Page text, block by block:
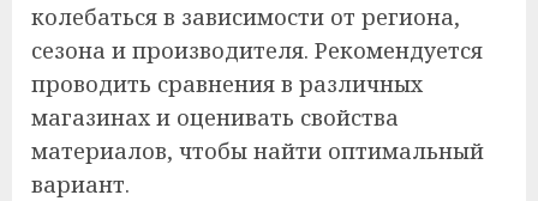
колебаться в зависимости от региона,
сезона и производителя. Рекомендуется
проводить сравнения в различных
магазинах и оценивать свойства
материалов, чтобы найти оптимальный
вариант.